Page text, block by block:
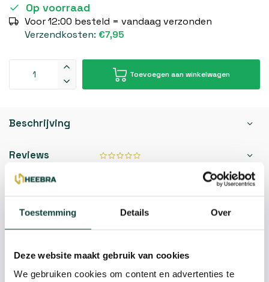
Toestemming Details Over
Deze website maakt gebruik van cookies
We gebruiken cookies om content en advertenties te
Op voorraad
Voor 12:00 besteld = vandaag verzonden
Verzendkosten: €7,95
Toevoegen aan winkelwagen
Beschrijving
Reviews
Specificaties
Kunnen we je helpen?
085-2121757